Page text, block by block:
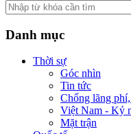
Danh mục
Thời sự
Góc nhìn
Tin tức
Chống lãng
Việt Nam - Kỷ
Mặt trận